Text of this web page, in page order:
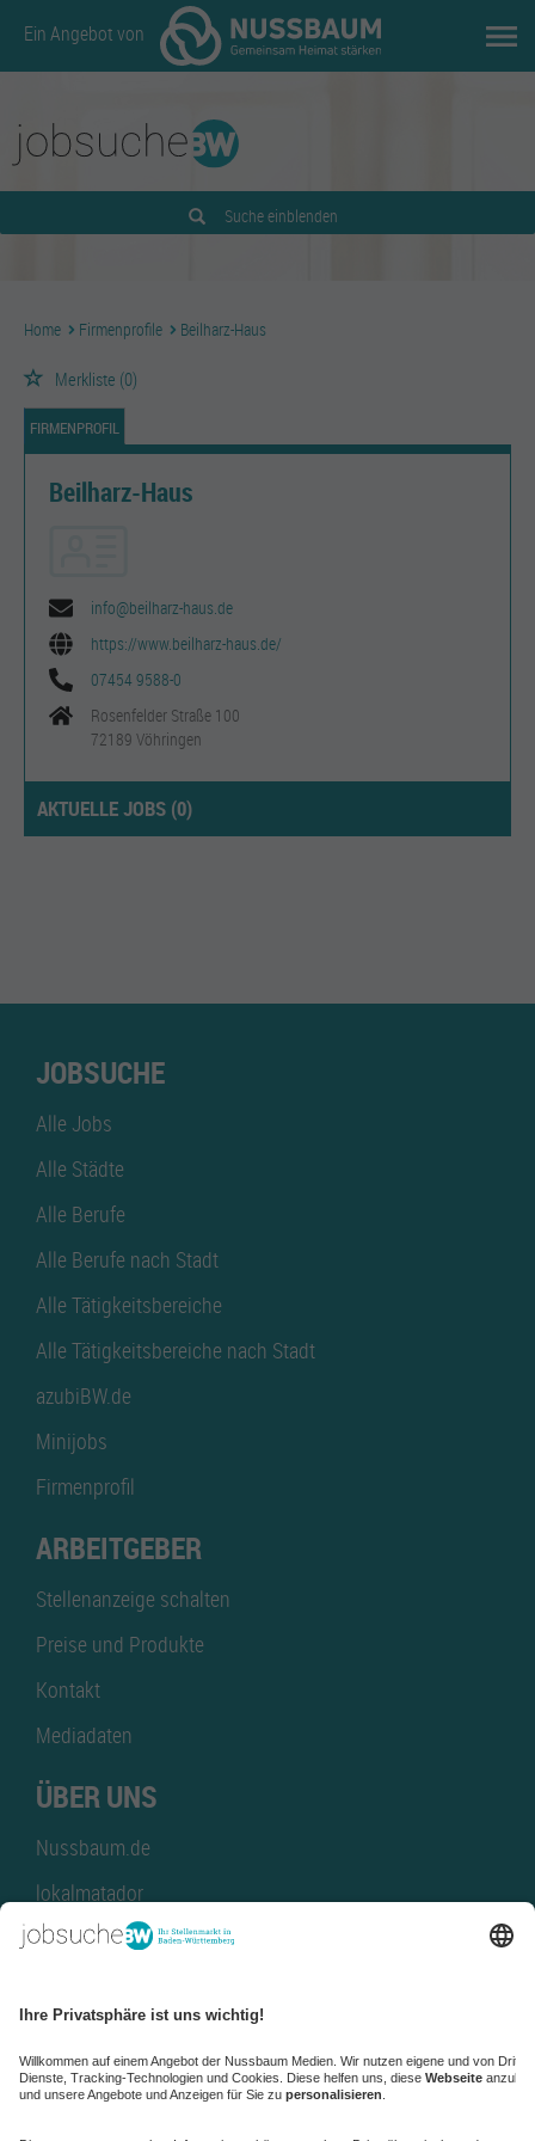
Ein Angebot von
Suche einblenden
Home Firmenprofile Beilharz-Haus
Merkliste (0)
FIRMENPROFIL
Beilharz-Haus
info@beilharz-haus.de
https://www.beilharz-haus.de/
07454 9588-0
Rosenfelder Straße 100
72189 Vöhringen
AKTUELLE JOBS (0)
JOBSUCHE
Alle Jobs
Alle Städte
Alle Berufe
Alle Berufe nach Stadt
Alle Tätigkeitsbereiche
Alle Tätigkeitsbereiche nach Stadt
azubiBW.de
Minijobs
Firmenprofil
ARBEITGEBER
Stellenanzeige schalten
Preise und Produkte
Kontakt
Mediadaten
ÜBER UNS
Nussbaum.de
lokalmatador
kaufinBW
NussbaumID
Nussbaum Medien